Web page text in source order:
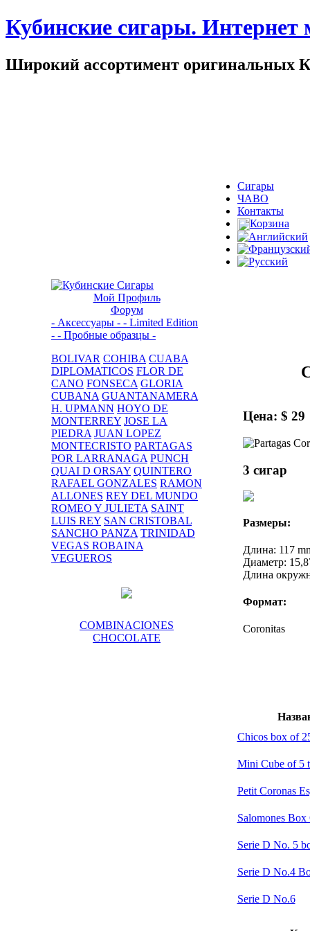
Кубинские сигары. Интернет
Широкий ассортимент оригинальных
Сигары
ЧАВО
Контакты
Корзина
Мой Профиль
Форум
- Аксессуары - - Limited Edition
- - Пробные образцы -
BOLIVAR COHIBA CUABA
DIPLOMATICOS FLOR DE
CANO FONSECA GLORIA
CUBANA GUANTANAMERA
H. UPMANN HOYO DE
MONTERREY JOSE LA
PIEDRA JUAN LOPEZ
MONTECRISTO PARTAGAS
POR LARRANAGA PUNCH
QUAI D ORSAY QUINTERO
RAFAEL GONZALES RAMON
ALLONES REY DEL MUNDO
ROMEO Y JULIETA SAINT
LUIS REY SAN CRISTOBAL
SANCHO PANZA TRINIDAD
VEGAS ROBAINA
VEGUEROS
COMBINACIONES
CHOCOLATE
Цена: $ 29
3 сигар
Размеры:
Длина: 117
Диаметр:
Длина
Формат:
Coronitas
Chicos box of
Mini Cube of 5
Petit Coronas
Salomones Box
Serie D No. 5
Serie D No.4
Serie D No.6